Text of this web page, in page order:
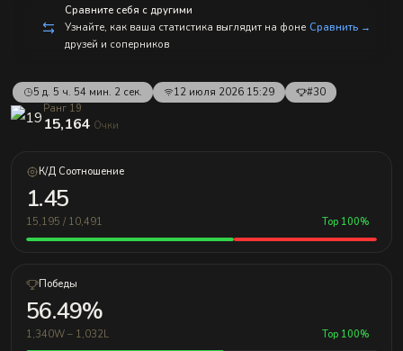
Сравните себя с другими
Узнайте, как ваша статистика выглядит на фоне
друзей и соперников
Сравнить →
5 д. 5 ч. 54 мин. 2 сек. 12 июля 2026 15:29
#30
Ранг 19
15,164 Очки
К/Д Соотношение
1.45
15,195 / 10,491 Top 100%
Победы
56.49%
1,340W – 1,032L Top 100%